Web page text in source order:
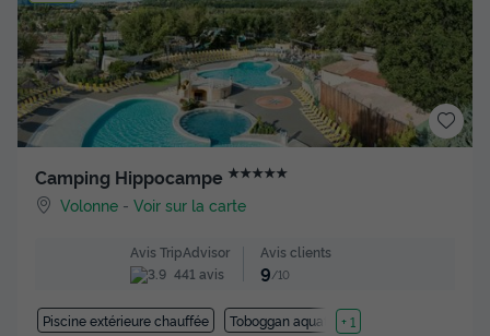
Camping Hippocampe ★★★★★
Volonne -Voir sur la carte
Avis TripAdvisor
441 avis
Avis clients
9/10
Piscine extérieure chauffée Toboggan aquatique
+ 1